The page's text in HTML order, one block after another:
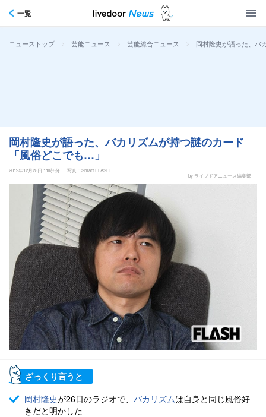
一覧
ニューストップ > 芸能ニュース > 芸能総合ニュース > 岡村隆史が語った、バ
岡村隆史が語った、バカリズムが持つ謎のカード
「風俗どこでも…」
2019年12月28日 11時8分
写真：Smart FLASH
by ライブドアニュース編集部
ざっくり言うと
岡村隆史が26日のラジオで、 バカリズムは自身と同じ風俗好
きだと明かした